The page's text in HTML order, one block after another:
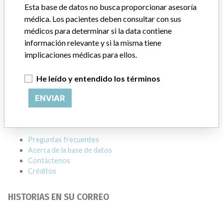
Dirección del fabricante MISSISSAUGA
Empresa matriz del fabricante (2017)
Source
ACERCA DE LA BASE DE DATOS
Explore más de 120,000 registros de retiros, alertas y
Preguntas frecuentes
Acerca de la base de datos
Contáctenos
Créditos
HISTORIAS EN SU CORREO
Esta base de datos no busca proporcionar asesoría
médica. Los pacientes deben consultar con sus
médicos para determinar si la data contiene
información relevante y si la misma tiene
implicaciones médicas para ellos.
He leído y entendido los términos
ENVIAR